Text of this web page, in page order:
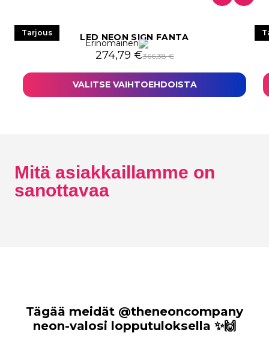
Tarjous LED NEON SIGN FANTA
Erinomainen
366,38€
Alkuperäinen hinta oli: 366,38 €.
274,79 €
Nykyinen hinta on: 274,79 €.
VALITSE VAIHTOEHDOISTA
Mitä asiakkaillamme on
sanottavaa
Tägää meidät @theneoncompany
neon-valosi lopputuloksella ✨🙌